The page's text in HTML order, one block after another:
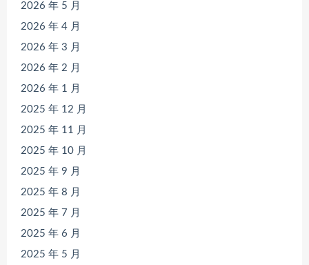
2026 年 5 月
2026 年 4 月
2026 年 3 月
2026 年 2 月
2026 年 1 月
2025 年 12 月
2025 年 11 月
2025 年 10 月
2025 年 9 月
2025 年 8 月
2025 年 7 月
2025 年 6 月
2025 年 5 月